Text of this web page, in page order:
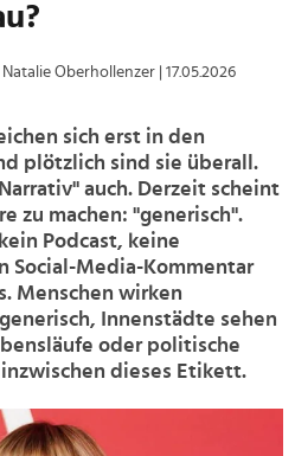
| Natalie Oberhollenzer | 17.05.2026
sich erst in den
plötzlich sind sie überall.
auch. Derzeit scheint
zu machen: "generisch".
Podcast, keine
Social-Media-Kommentar
Menschen wirken
Innenstädte sehen
oder politische
dieses Etikett.